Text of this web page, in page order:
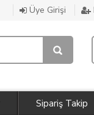
Üye Girişi
Sipariş Takip